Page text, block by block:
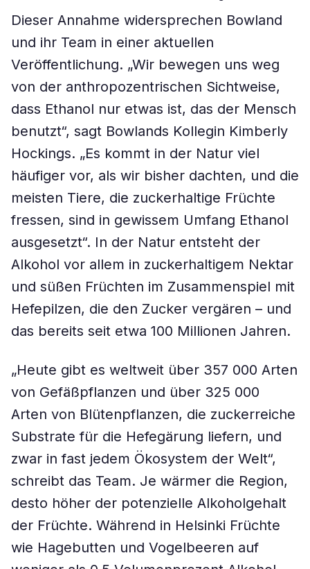
Dieser Annahme widersprechen Bowland
und ihr Team in einer aktuellen
Veröffentlichung. „Wir bewegen uns weg
von der anthropozentrischen Sichtweise,
dass Ethanol nur etwas ist, das der Mensch
benutzt“, sagt Bowlands Kollegin Kimberly
Hockings. „Es kommt in der Natur viel
häufiger vor, als wir bisher dachten, und die
meisten Tiere, die zuckerhaltige Früchte
fressen, sind in gewissem Umfang Ethanol
ausgesetzt“. In der Natur entsteht der
Alkohol vor allem in zuckerhaltigem Nektar
und süßen Früchten im Zusammenspiel mit
Hefepilzen, die den Zucker vergären – und
das bereits seit etwa 100 Millionen Jahren.
„Heute gibt es weltweit über 357 000 Arten
von Gefäßpflanzen und über 325 000
Arten von Blütenpflanzen, die zuckerreiche
Substrate für die Hefegärung liefern, und
zwar in fast jedem Ökosystem der Welt“,
schreibt das Team. Je wärmer die Region,
desto höher der potenzielle Alkoholgehalt
der Früchte. Während in Helsinki Früchte
wie Hagebutten und Vogelbeeren auf